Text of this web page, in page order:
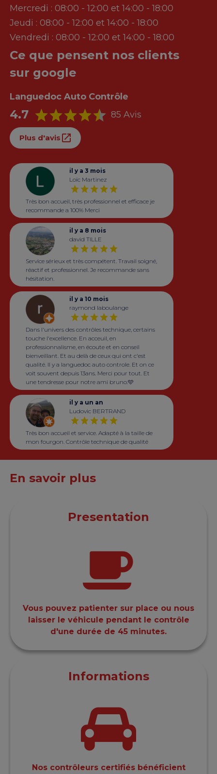
Mercredi : 08:00 - 12:00 et 14:00 - 18:00
Jeudi : 08:00 - 12:00 et 14:00 - 18:00
Vendredi : 08:00 - 12:00 et 14:00 - 18:00
Ce que pensent nos clients
sur google
Languedoc Auto Contrôle
4.7 85 Avis
Plus d'avis
il y a 3 mois
Loïc Martinez
Très bon accueil, très professionnel et efficace je
recommande a 100% Merci
il y a 8 mois
david TILLE
Service sérieux et très compétent. Travail soigné,
réactif et professionnel. Je recommande sans
hésitation.
il y a 10 mois
raymond laboulange
Dans l'univers des contrôles technique, certains
touche l'excellence. En acceuil, en
professionnalisme, en écoute et en conseil
bienveillant. Et au delà de ceux qui ont c'est
qualité. Il y a languedoc auto controle. Et on ce
voit souvent depuis 13ans. Merci pour tout. Et
une tendresse pour notre ami bruno.🩵
il y a un an
Ludovic BERTRAND
Très bon accueil et service. Adapté à la taille de
mon fourgon. Contrôle technique de qualité
En savoir plus
Presentation
Vous pouvez patienter sur place ou nous
laisser le véhicule pendant le contrôle
d'une durée de 45 minutes.
Informations
Nos contrôleurs certifiés bénéficient